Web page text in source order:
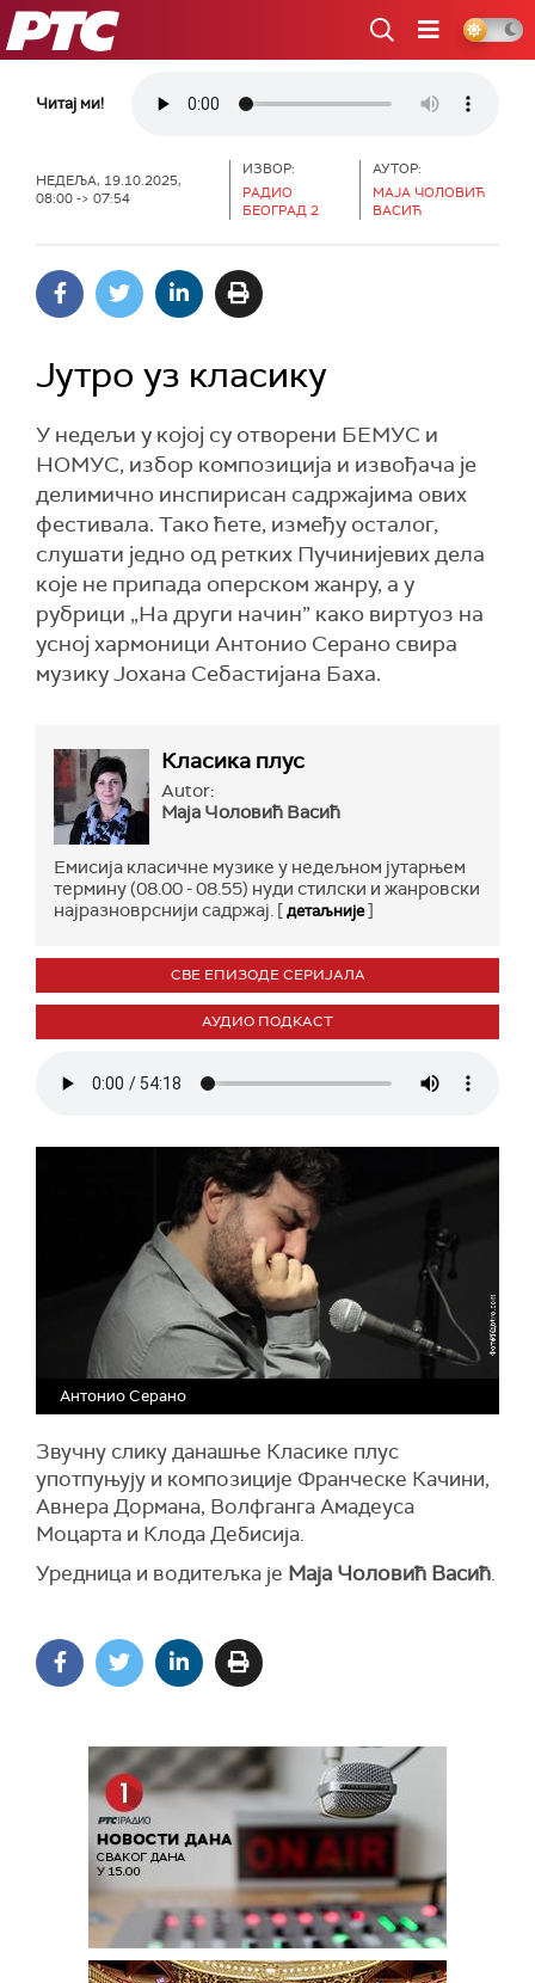
РТС
Читај ми!
НЕДЕЉА, 19.10.2025,
08:00 -> 07:54
ИЗВОР:
РАДИО
БЕОГРАД 2
АУТОР:
МАЈА ЧОЛОВИЋ
ВАСИЋ
Јутро уз класику
У недељи у којој су отворени БЕМУС и
НОМУС, избор композиција и извођача је
делимично инспирисан садржајима ових
фестивала. Тако ћете, између осталог,
слушати једно од ретких Пучинијевих дела
које не припада оперском жанру, а у
рубрици „На други начин” како виртуоз на
усној хармоници Антонио Серано свира
музику Јохана Себастијана Баха.
Класика плус
Autor:
Маја Чоловић Васић
Емисија класичне музике у недељном јутарњем
термину (08.00 - 08.55) нуди стилски и жанровски
најразноврснији садржај. [детаљније]
СВЕ ЕПИЗОДЕ СЕРИЈАЛА
АУДИО ПОДКАСТ
Антонио Серано
Звучну слику данашње Класике плус
употпуњују и композиције Франческе Качини,
Авнера Дормана, Волфганга Амадеуса
Моцарта и Клода Дебисија.
Уредница и водитељка је Маја Чоловић Васић.